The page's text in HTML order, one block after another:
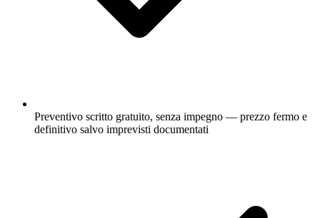
Preventivo scritto gratuito, senza impegno — prezzo fermo e
definitivo salvo imprevisti documentati